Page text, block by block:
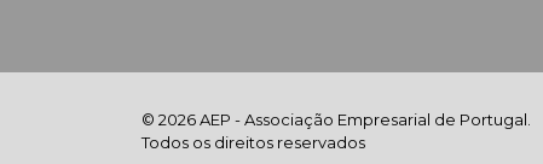
© 2026 AEP - Associação Empresarial de Portugal.
Todos os direitos reservados